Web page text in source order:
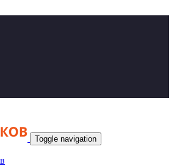
Toggle navigation